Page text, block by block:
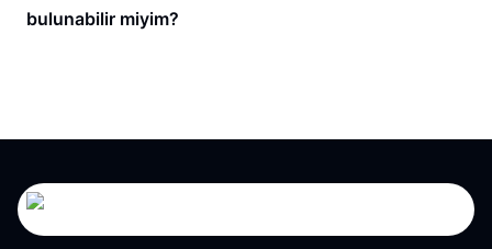
bulunabilir miyim?